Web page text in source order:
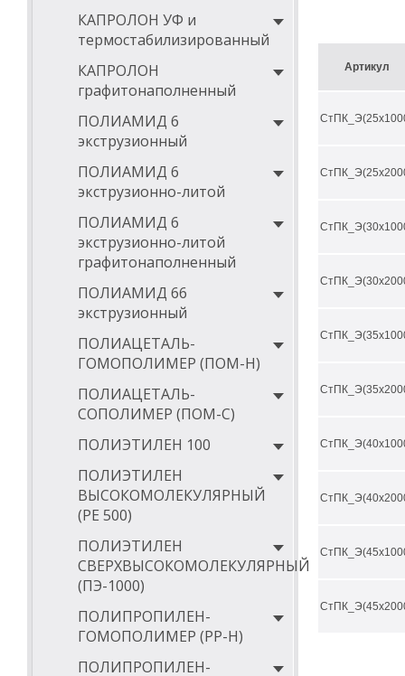
КАПРОЛОН УФ и
термостабилизированный
КАПРОЛОН
графитонаполненный
ПОЛИАМИД 6
экструзионный
ПОЛИАМИД 6
экструзионно-литой
ПОЛИАМИД 6
экструзионно-литой
графитонаполненный
ПОЛИАМИД 66
экструзионный
ПОЛИАЦЕТАЛЬ-
ГОМОПОЛИМЕР (ПОМ-Н)
ПОЛИАЦЕТАЛЬ-
СОПОЛИМЕР (ПОМ-С)
ПОЛИЭТИЛЕН 100
ПОЛИЭТИЛЕН
ВЫСОКОМОЛЕКУЛЯРНЫЙ
(РЕ 500)
ПОЛИЭТИЛЕН
СВЕРХВЫСОКОМОЛЕКУЛЯРНЫЙ
(ПЭ-1000)
ПОЛИПРОПИЛЕН-
ГОМОПОЛИМЕР (PP-Н)
ПОЛИПРОПИЛЕН-
авиастроение
нефтедобыча
Артикул